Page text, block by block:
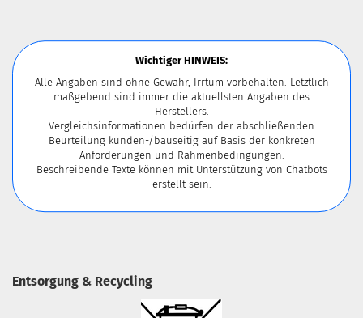
Wichtiger HINWEIS:
Alle Angaben sind ohne Gewähr, Irrtum vorbehalten. Letztlich
maßgebend sind immer die aktuellsten Angaben des
Herstellers.
Vergleichsinformationen bedürfen der abschließenden
Beurteilung kunden-/bauseitig auf Basis der konkreten
Anforderungen und Rahmenbedingungen.
Beschreibende Texte können mit Unterstützung von Chatbots
erstellt sein.
Entsorgung & Recycling